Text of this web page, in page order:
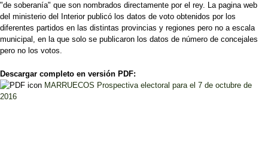
"de soberanía" que son nombrados directamente por el rey. La pagina web
del ministerio del Interior publicó los datos de voto obtenidos por los
diferentes partidos en las distintas provincias y regiones pero no a escala
municipal, en la que solo se publicaron los datos de número de concejales
pero no los votos.
Descargar completo en versión PDF:
MARRUECOS Prospectiva electoral para el 7 de octubre de
2016